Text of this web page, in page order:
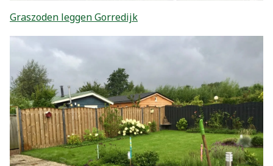
Graszoden leggen Gorredijk